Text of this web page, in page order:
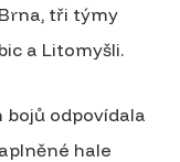
tři týmy
a Litomyšli.
bojů odpovídala
hale